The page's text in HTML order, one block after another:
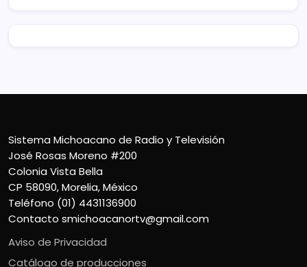
Sistema Michoacano de Radio y Televisión
José Rosas Moreno #200
Colonia Vista Bella
CP 58090, Morelia, México
Teléfono (01) 4431136900
Contacto smichoacanortv@gmail.com
Aviso de Privacidad
Catálogo de producciones